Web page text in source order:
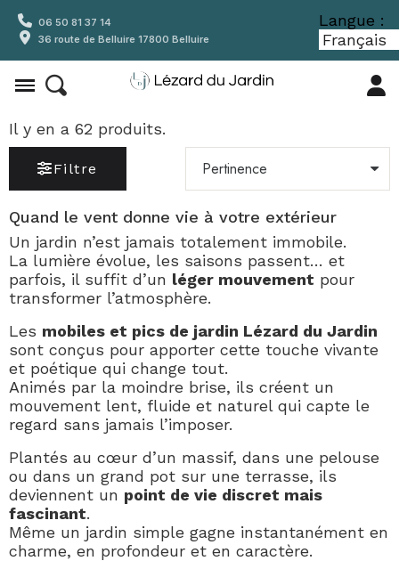
06 50 81 37 14
36 route de Belluire 17800 Belluire
Langue :
Il y en a 62 produits.
Filtre
Quand le vent donne vie à votre extérieur
Un jardin n’est jamais totalement immobile.
La lumière évolue, les saisons passent… et
parfois, il suffit d’un léger mouvement pour
transformer l’atmosphère.
Les mobiles et pics de jardin Lézard du Jardin
sont conçus pour apporter cette touche vivante
et poétique qui change tout.
Animés par la moindre brise, ils créent un
mouvement lent, fluide et naturel qui capte le
regard sans jamais l’imposer.
Plantés au cœur d’un massif, dans une pelouse
ou dans un grand pot sur une terrasse, ils
deviennent un point de vie discret mais
fascinant.
Même un jardin simple gagne instantanément en
charme, en profondeur et en caractère.